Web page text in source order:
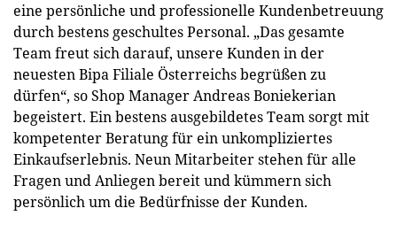
eine persönliche und professionelle Kundenbetreuung
durch bestens geschultes Personal. „Das gesamte
Team freut sich darauf, unsere Kunden in der
neuesten Bipa Filiale Österreichs begrüßen zu
dürfen“, so Shop Manager Andreas Boniekerian
begeistert. Ein bestens ausgebildetes Team sorgt mit
kompetenter Beratung für ein unkompliziertes
Einkaufserlebnis. Neun Mitarbeiter stehen für alle
Fragen und Anliegen bereit und kümmern sich
persönlich um die Bedürfnisse der Kunden.